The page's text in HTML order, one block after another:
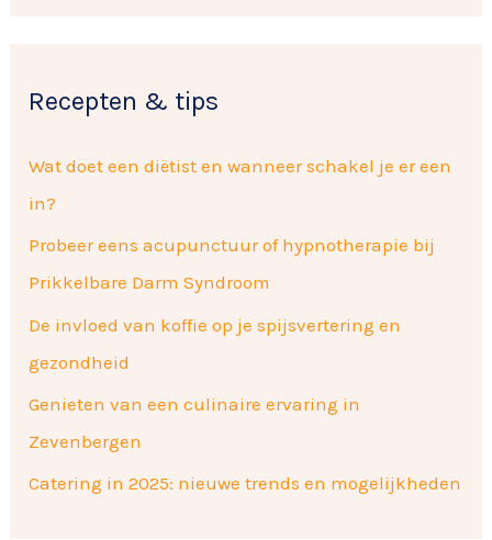
Recepten & tips
Wat doet een diëtist en wanneer schakel je er een
in?
Probeer eens acupunctuur of hypnotherapie bij
Prikkelbare Darm Syndroom
De invloed van koffie op je spijsvertering en
gezondheid
Genieten van een culinaire ervaring in
Zevenbergen
Catering in 2025: nieuwe trends en mogelijkheden